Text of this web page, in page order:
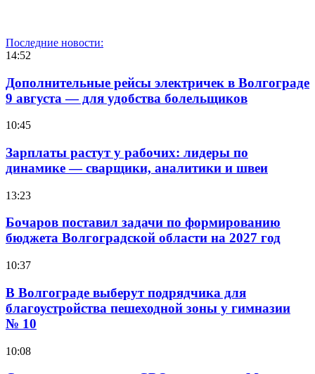
Последние новости:
14:52
Дополнительные рейсы электричек в Волгограде
9 августа — для удобства болельщиков
10:45
Зарплаты растут у рабочих: лидеры по
динамике — сварщики, аналитики и швеи
13:23
Бочаров поставил задачи по формированию
бюджета Волгоградской области на 2027 год
10:37
В Волгограде выберут подрядчика для
благоустройства пешеходной зоны у гимназии
№ 10
10:08